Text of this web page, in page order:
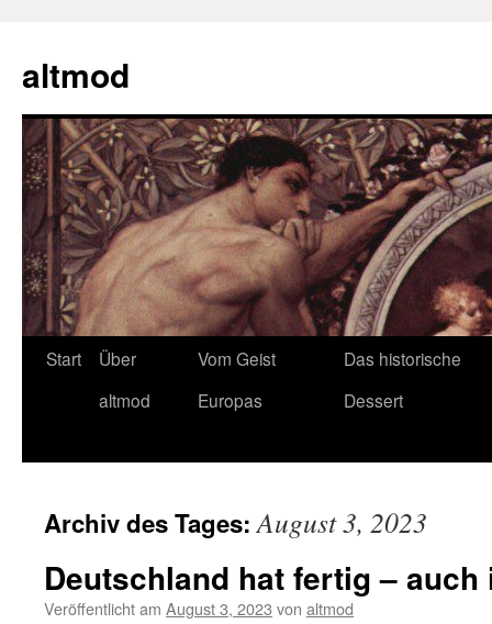
springen
altmod
Start
Über
altmod
Vom Geist
Europas
Das historische
Dessert
Archiv des Tages:August 3, 2023
Deutschland hat fertig –
Veröffentlicht am August 3, 2023 von altmod